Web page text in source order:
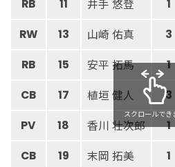
RB 11 井手 悠登 1
RW 13 山崎 佑真 3
RB 15 安平 拓馬 1
CB 17 植垣 健人 3
PV 18 香川 壮次郎 1
CB 19 末岡 拓美 1
スクロールでき